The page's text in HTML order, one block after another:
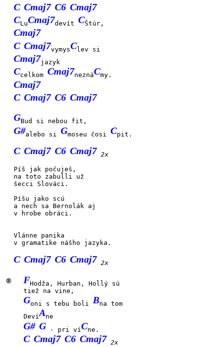
C Cmaj7 C6 Cmaj7
CLuCmaj7devítCŠtúr,
Cmaj7
C Cmaj7vymysClev si
Cmaj7jazyk
Ccelkom Cmaj7neznáCmy.
Cmaj7
C Cmaj7 C6 Cmaj7
GBud si nebou fit,
G#alebo siGmoseu čosiCpit.
C Cmaj7 C6 Cmaj7 2x
Píš jak počuješ,
na toto zabul li už
šecci Slováci.
Píšu jako scú
a nech sa Berno lák aj
v hrobe obráci.
Vlánne panika
v gramatike nášho jazyka.
C Cmaj7 C6 Cmaj7 2x
® FHodža, Hurban, Hollý sú
tiež na vine,
Goni s tebu boliBna tom
DevíAne
G# G - pri víCne.
C Cmaj7 C6 Cmaj7 2x